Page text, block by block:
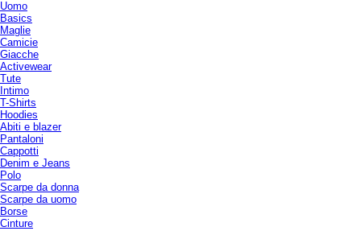
Uomo
Basics
Maglie
Camicie
Giacche
Activewear
Tute
Intimo
T-Shirts
Hoodies
Abiti e blazer
Pantaloni
Cappotti
Denim e Jeans
Polo
Scarpe da donna
Scarpe da uomo
Borse
Cinture